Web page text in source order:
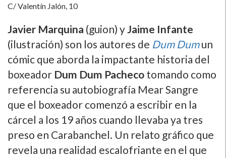
C/ Valentín Jalón, 10
Javier Marquina (guion) yJaime Infante
(ilustración) son los autores de Dum Dum un
cómic que aborda la impactante historia del
boxeador Dum Dum Pacheco tomando como
referencia su autobiografía Mear Sangre
que el boxeador comenzó a escribir en la
cárcel a los 19 años cuando llevaba ya tres
preso en Carabanchel. Un relato gráfico que
revela una realidad escalofriante en el que